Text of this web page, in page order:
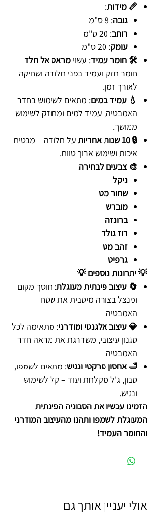
📏 מידות:
גובה: 8 ס"מ
רוחב: 20 ס"מ
עומק: 20 ס"מ
🛠️ חומר עמיד: עשוי מראס אל חלד –
חומר חזק ועמיד בפני חלודה ושחיקה
לאורך זמן.
💧 עמיד במים: מתאים לשימוש בחדר
האמבטיה, עמיד למים ומחוזק לשימוש
ממושך.
🔒 10 שנות אחריות
על חלודה – מבטיח
איכות ושימוש ארוך טווח.
🎨 צבעים לבחירה:
ניקל
שחור מט
מוברש
ברונזה
רוז גולד
זהב מט
גרפיט
💡 יתרונות נוספים 💡
🔄 עיצוב פינתית מעוגלת: חוסך מקום
ומנצל בצורה מיטבית את שטח
האמבטיה.
💎 עיצוב אלגנטי ומודרני: מתאימה לכל
סגנון עיצובי, משדרגת את מראה חדר
האמבטיה.
🛁 אחסון פרקטי ונגיש: מתאים לשמפו,
סבון, ג'ל מקלחת ועוד – קל לשימוש
ונגיש.
הזמינו עכשיו את הסבוניה הפינתית
המעוגלת לשמפו ותהנו מהעיצוב המודרני
והחומר העמיד!
אולי יעניין אותך גם